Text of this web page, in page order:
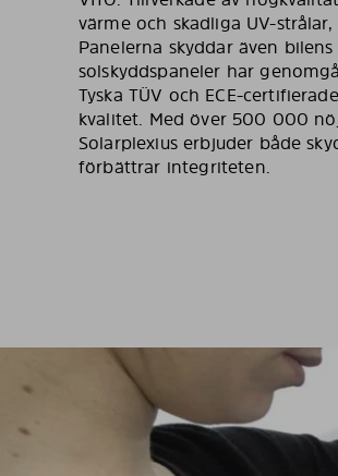
värme och skadliga UV-
Panelerna skyddar även
solskyddspaneler har
Tyska TÜV och ECE-
kvalitet. Med över 500 000
Solarplexius erbjuder både
förbättrar integriteten.